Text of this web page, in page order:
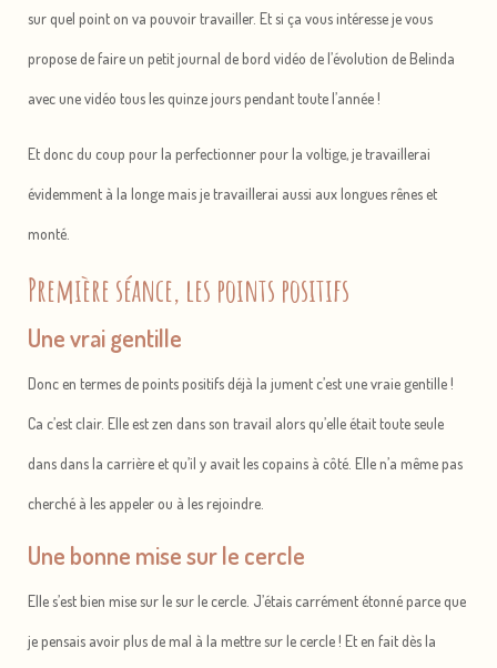
sur quel point on va pouvoir travailler. Et si ça vous intéresse je vous
propose de faire un petit journal de bord vidéo de l’évolution de Belinda
avec une vidéo tous les quinze jours pendant toute l’année !
Et donc du coup pour la perfectionner pour la voltige, je travaillerai
évidemment à la longe mais je travaillerai aussi aux longues rênes et
monté.
Première séance, les points positifs
Une vrai gentille
Donc en termes de points positifs déjà la jument c’est une vraie gentille !
Ca c’est clair. Elle est zen dans son travail alors qu’elle était toute seule
dans dans la carrière et qu’il y avait les copains à côté. Elle n’a même pas
cherché à les appeler ou à les rejoindre.
Une bonne mise sur le cercle
Elle s’est bien mise sur le sur le cercle. J’étais carrément étonné parce que
je pensais avoir plus de mal à la mettre sur le cercle ! Et en fait dès la